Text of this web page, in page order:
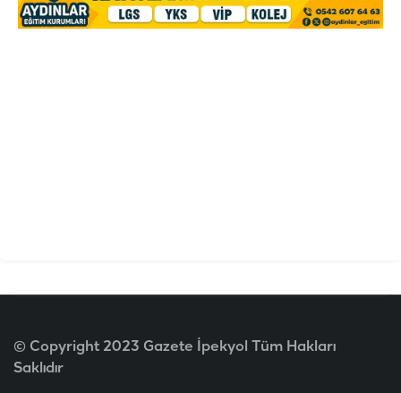
© Copyright 2023 Gazete İpekyol Tüm Hakları
Saklıdır